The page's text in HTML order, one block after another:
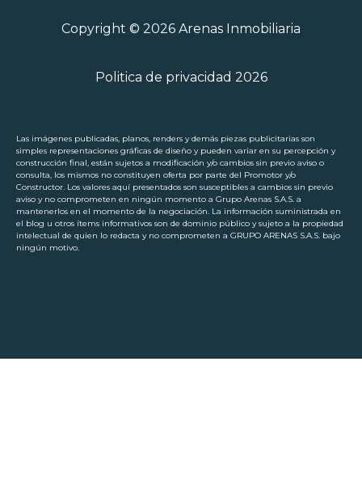
Copyright © 2026 Arenas Inmobiliaria
Politica de privacidad 2026
Las imágenes publicadas, planos, renders y demás piezas publicitarias son
simples representaciones gráficas de diseño y pueden variar en su percepción y
construcción final, están sujetos a modificación y/o cambios sin previo aviso o
consulta, los mismos no constituyen oferta por parte del Promotor y/o
Constructor. Los valores aquí presentados son susceptibles a cambios sin previo
aviso y no comprometen en ningún momento a Grupo Arenas S.A.S. a
mantenerlos en el momento de la negociación. La información suministrada en
el blog u otros ítems informativos son de dominio público y sujeto a la propiedad
intelectual de quien lo redacta y no comprometen a GRUPO ARENAS S.A.S. bajo
ningún motivo.